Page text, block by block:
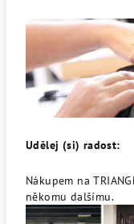
Udělej (si) radost:
Nákupem na
někomu dalšímu.